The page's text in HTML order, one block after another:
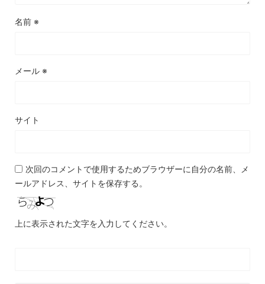
名前 ※
メール ※
サイト
次回のコメントで使用するためブラウザーに自分の名前、メ
ールアドレス、サイトを保存する。
上に表示された文字を入力してください。